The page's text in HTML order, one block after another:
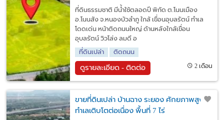
ที่ดินธรรมชาติ มีน้ำใช้ตลอดปี พิกัด ต.โนนเมือง
อ.โนนสัง จ.หนองบัวลำภู ใกล้ เขื่อนอุบลรัตน์ ทำเล
โดดเด่น หน้าติดถนนใหญ่ ด้านหลังใกล้เขื่อน
อุบลรัตน์ วิวโล่ง ลมดี อ
ที่ดินเปล่า
ติดถนน
ดูรายละเอียด - ติดต่อ 2 เดือน
ขายที่ดินเปล่า บ้านฉาง ระยอง ศักยภาพสูง
ทำเลเติบโตต่อเนื่อง พื้นที่ 7 ไร่